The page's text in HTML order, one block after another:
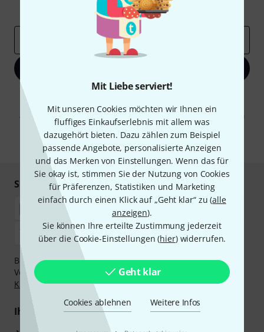
Mit Liebe serviert!
Mit unseren Cookies möchten wir Ihnen ein
fluffiges Einkaufserlebnis mit allem was
dazugehört bieten. Dazu zählen zum Beispiel
passende Angebote, personalisierte Anzeigen
und das Merken von Einstellungen. Wenn das für
Sie okay ist, stimmen Sie der Nutzung von Cookies
für Präferenzen, Statistiken und Marketing
einfach durch einen Klick auf „Geht klar“ zu (alle
anzeigen).
Sie können Ihre erteilte Zustimmung jederzeit
über die Cookie-Einstellungen (hier) widerrufen.
Geht klar
Cookies ablehnen Weitere Infos
Inspirierende Beiträge
Deals
Mit Klick auf „Jetzt anmelden“ stimmen Sie dem Erhalt von E-Mail-
Werbung und einer Messung des E-Mail-Nutzungsverhaltens zu. Die
Abmeldung ist jederzeit möglich. Weitere Informationen finden Sie in
unserenDatenschutzhinweisen.
* Pflichtfeld
Sicher einkaufen & bezahlen
Bezahlen Sie vertraulich und sicher per Nachnahme,
Vorkasse, PayPal, Amazon Pay,Klarna Sofort bezahlen
,
Klarna Ratenzahlungoder Kreditkarte.
Ihre Vorteile